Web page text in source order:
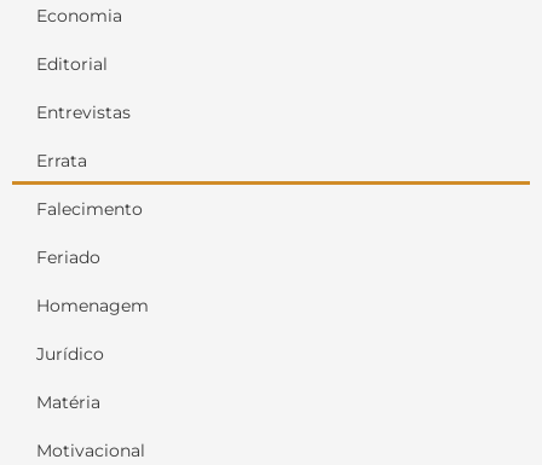
Economia
Editorial
Entrevistas
Errata
Falecimento
Feriado
Homenagem
Jurídico
Matéria
Motivacional